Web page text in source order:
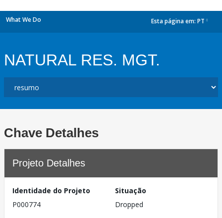
What We Do Esta página em: PT
NATURAL RES. MGT.
Chave Detalhes
Projeto Detalhes
Identidade do Projeto
P000774
Situação
Dropped